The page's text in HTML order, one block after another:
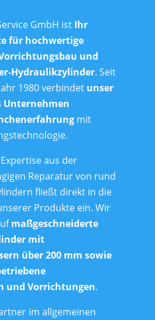
GmbH ist Ihr
für hochwertige
und
Hydraulikzylinder. Seit
1980 verbindet unser
Unternehmen
mit
aus der
Reparatur von rund
fließt direkt in die
Produkte ein. Wir
maßgeschneiderte
mit
über 200 mm sowie
und Vorrichtungen.
im allgemeinen